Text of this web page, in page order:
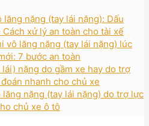
nặng (tay lái nặng): Dấu
xử lý an toàn cho tài xế
vô lăng nặng (tay lái nặng) lúc
7 bước an toàn
nặng do gầm xe hay do trợ
nhanh cho chủ xe
nặng (tay lái nặng) do trợ lực
chủ xe ô tô